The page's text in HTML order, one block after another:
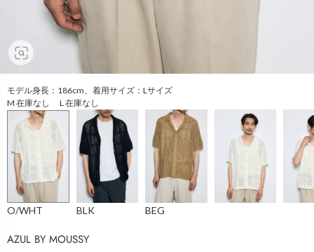
モデル身長：186cm、着用サイズ：Lサイズ
M 在庫なし L 在庫なし
O/WHT BLK BEG
AZUL BY MOUSSY